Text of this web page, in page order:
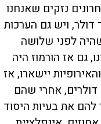
נזקים שאנחנו
מ־400 מיליארד דולר, ויש גם הערכות
לפני שלושה
גם אז הורמוז היה
יישארו, אז
דולרים, אחרי שהם
להם את בעיות היסוד